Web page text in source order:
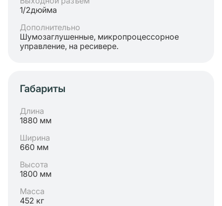
1/2дюйма
Дополнительно
Шумозаглушенные, микропроцессорное
управление, на ресивере.
Габариты
Длина
1880 мм
Ширина
660 мм
Высота
1800 мм
Масса
452 кг